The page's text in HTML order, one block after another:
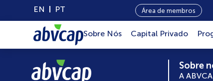
EN PT Área de membros
Sobre Nós Capital Privado
Sobre
A